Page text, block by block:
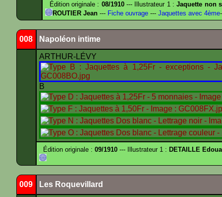
Édition originale : 08/1910--- Illustrateur 1 :Jaquette non
ROUTIER Jean --- Fiche ouvrage --- Jaquettes avec 4ème
008 Napoléon intime
ARTHUR-LÉVY
B
Édition originale : 09/1910 --- Illustrateur 1 : DETAILLE
009 Les Roquevillard